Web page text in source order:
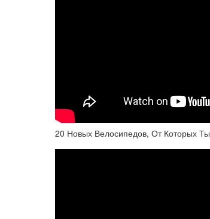
20 Новых Велосипедов, От Которых